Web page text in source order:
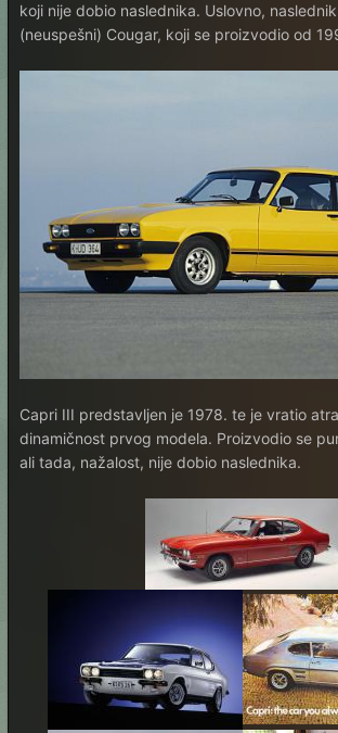
koji nije dobio naslednika. Uslovno,
(neuspešni) Cougar, koji se proizvodio od
Capri III predstavljen je 1978. te je vratio
dinamičnost prvog modela. Proizvodio se
ali tada, nažalost, nije dobio naslednika.